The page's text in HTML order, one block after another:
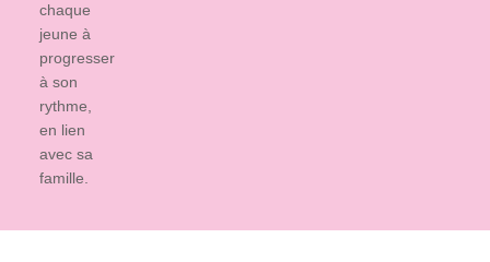
chaque
jeune à
progresser
à son
rythme,
en lien
avec sa
famille.